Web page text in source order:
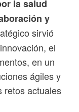
la salud
y
sirvió
el
en un
ágiles y
retos actuales